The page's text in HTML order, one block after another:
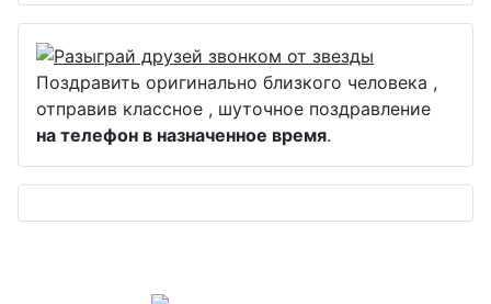
Поздравить оригинально близкого человека ,
отправив классное , шуточное поздравление
на телефон в назначенное время.